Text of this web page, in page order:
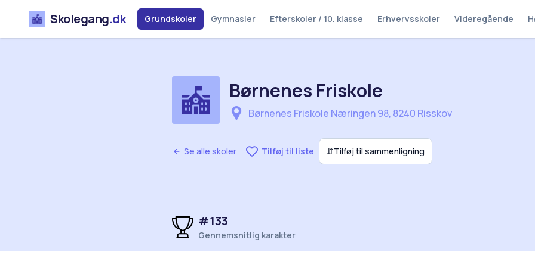
Skolegang.dk Grundskoler Gymnasier Efterskoler / 10. klasse Erhvervsskoler Videregående
Se alle skoler Tilføj til liste ⇵Tilføj til sammenligning
Børnenes Friskole
Børnenes Friskole Næringen 98, 8240 Risskov
#133
Gennemsnitlig karakter